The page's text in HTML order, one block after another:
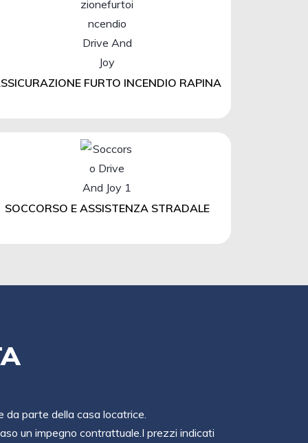
FURTO INCENDIO RAPINA
SOCCORSO E ASSISTENZA STRADALE
da parte della casa locatrice.
un impegno contrattuale.I prezzi indicati